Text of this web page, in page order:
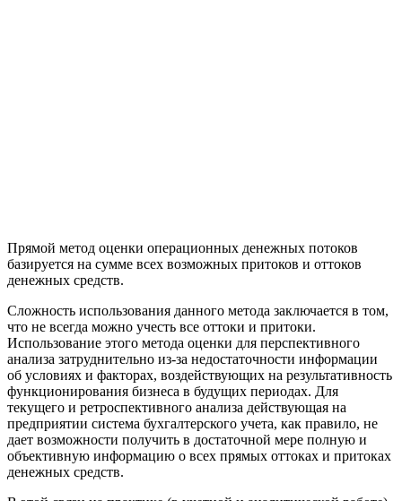
Прямой метод оценки операционных денежных потоков
базируется на сумме всех возможных притоков и оттоков
денежных средств.
Сложность использования данного метода заключается в том,
что не всегда можно учесть все оттоки и притоки.
Использование этого метода оценки для перспективного
анализа затруднительно из-за недостаточности информации
об условиях и факторах, воздействующих на результативность
функционирования бизнеса в будущих периодах. Для
текущего и ретроспективного анализа действующая на
предприятии система бухгалтерского учета, как правило, не
дает возможности получить в достаточной мере полную и
объективную информацию о всех прямых оттоках и притоках
денежных средств.